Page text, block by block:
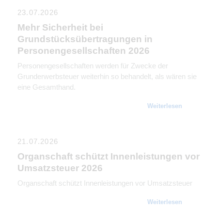
23.07.2026
Mehr Sicherheit bei
Grundstücksübertragungen in
Personengesellschaften 2026
Personengesellschaften werden für Zwecke der
Grunderwerbsteuer weiterhin so behandelt, als wären sie
eine Gesamthand.
Weiterlesen
21.07.2026
Organschaft schützt Innenleistungen vor
Umsatzsteuer 2026
Organschaft schützt Innenleistungen vor Umsatzsteuer
Weiterlesen